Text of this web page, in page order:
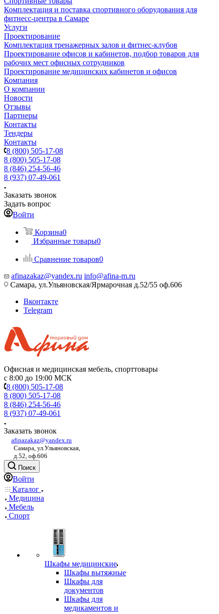
Комплектация и поставка спортивного оборудования для
фитнесс-центра в Самаре
Услуги
Проектирование
Комплектация тренажерных залов и фитнес-клубов
Проектирование офисов и кабинетов, подбор товаров для
рабочих мест офисных сотрудников
Проектирование медицинских кабинетов и офисов
Компания
О компании
Новости
Отзывы
Партнеры
Контакты
Тендеры
Контакты
8 (800) 505-17-08
8 (800) 505-17-08
8 (846) 254-56-46
8 (937) 07-49-061
Заказать звонок
Задать вопрос
Войти
Корзина0
Избранные товары0
Сравнение товаров0
afinazakaz@yandex.ru info@afina-m.ru
Самара, ул.Ульяновская/Ярмарочная д.52/55 оф.606
Вконтакте
Telegram
Офисная и медицинская мебель, спорттовары
с 8:00 до 19:00 МСК
8 (800) 505-17-08
8 (800) 505-17-08
8 (846) 254-56-46
8 (937) 07-49-061
Заказать звонок
afinazakaz@yandex.ru
Самара, ул.Ульяновская,
д.52, оф.606
Поиск
Войти
Каталог
Медицина
Мебель
Спорт
Шкафы медицинские
Шкафы вытяжные
Шкафы для
документов
Шкафы для
медикаментов и